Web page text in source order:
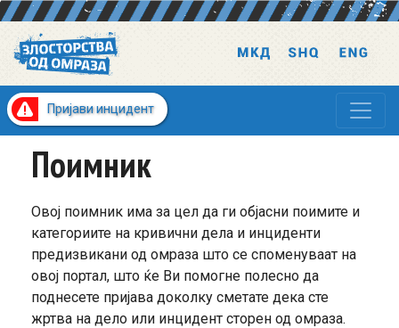
Пријави инцидент
Поимник
Овој поимник има за цел да ги објасни поимите и
категориите на кривични дела и инциденти
предизвикани од омраза што се споменуваат на
овој портал, што ќе Ви помогне полесно да
поднесете пријава доколку сметате дека сте
жртва на дело или инцидент сторен од омраза.